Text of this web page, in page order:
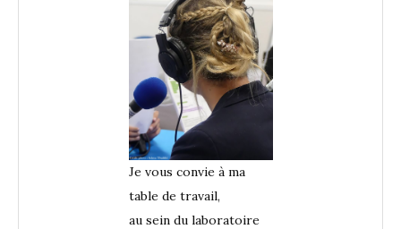
Je vous convie à ma
table de travail,
au sein du laboratoire